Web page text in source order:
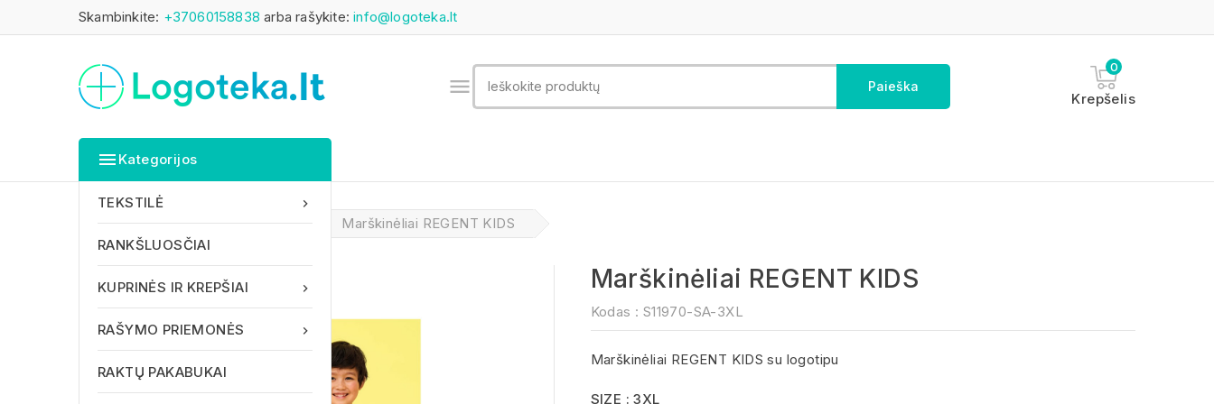
Skambinkite: +37060158838 arba rašykite:info@logoteka.lt
 Paieška
0
Krepšelis
 Kategorijos

TEKSTILĖ
RANKŠLUOSČIAI

KUPRINĖS IR KREPŠIAI

RAŠYMO PRIEMONĖS
RAKTŲ PAKABUKAI
Pagrindinis TEKSTILĖ Marškinėliai REGENT KIDS
Marškinėliai REGENT KIDS
Kodas : S11970-SA-3XL
Marškinėliai REGENT KIDS su logotipu
SIZE : 3XL